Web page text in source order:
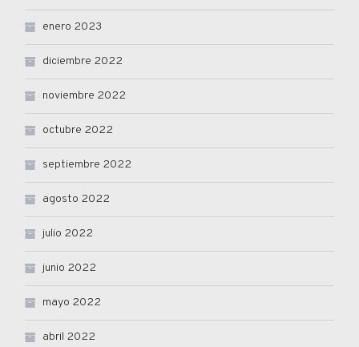
enero 2023
diciembre 2022
noviembre 2022
octubre 2022
septiembre 2022
agosto 2022
julio 2022
junio 2022
mayo 2022
abril 2022